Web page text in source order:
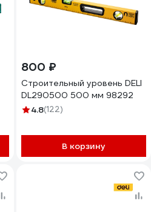
800 ₽
Строительный уровень DELI
DL290500 500 мм 98292
4.8(122)
В корзину